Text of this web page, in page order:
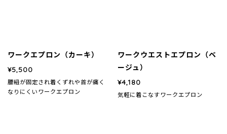
ワークエプロン（カーキ）
¥5,500
腰紐が固定され着くずれや首が痛く
なりにくいワークエプロン
ワークウエストエプロン（ベ
ージュ）
¥4,180
気軽に着こなすワークエプロン